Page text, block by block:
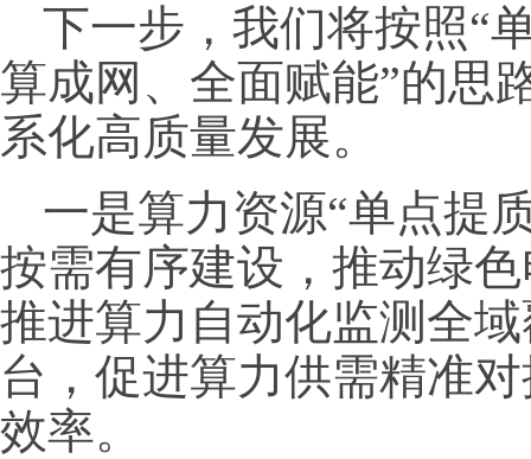
下一步，我们将按照“
算成网、全面赋能”的思
系化高质量发展。
一是算力资源“单点提
按需有序建设，推动绿
推进算力自动化监测全
台，促进算力供需精准
效率。